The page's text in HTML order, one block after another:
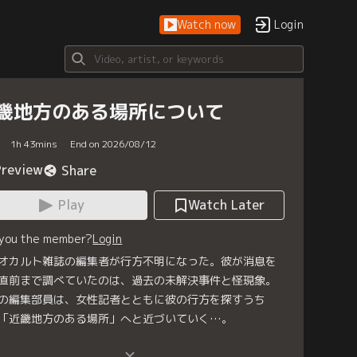
Watch now Login
地方のある場所について
1h 43mins End on 2026/08/12
Share
Play
Watch Later
the member?Login
カルト雑誌の編集者が行方不明になった。彼が消息を
前まで調べていたのは、過去の未解決事件と怪現象。
編集部員は、女性記者とともに彼の行方を探すうち
近畿地方のある場所」へと近づいていく…。